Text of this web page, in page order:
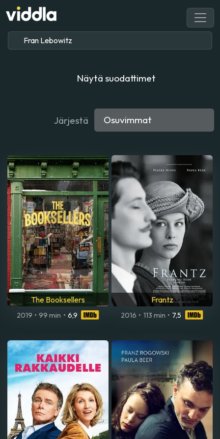
Näytä suodattimet
Järjestä
The Booksellers
2019 • 99 min • 6,9
Frantz
2016 • 113 min • 7,5